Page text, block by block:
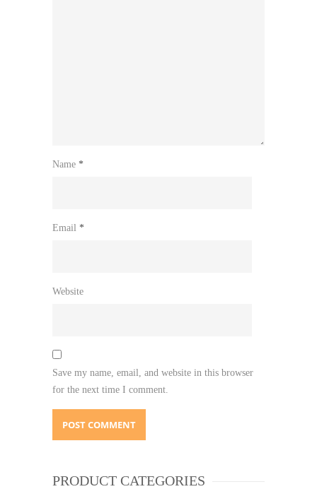
Name *
Email *
Website
Save my name, email, and website in this browser
for the next time I comment.
PRODUCT CATEGORIES